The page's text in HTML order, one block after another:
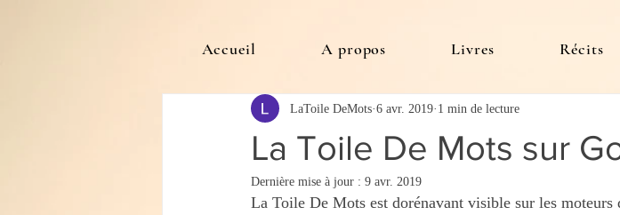
La Toile De Mots sur
LaToile DeMots 6 avr. 2019 1 min de lecture
Dernière mise à jour : 9 avr. 2019
La Toile De Mots est dorénavant visible sur les moteurs
Accueil A propos Livres Récits